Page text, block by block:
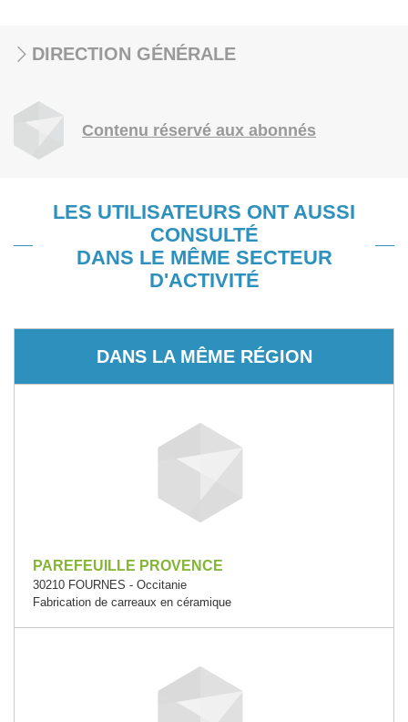
DIRECTION GÉNÉRALE
Contenu réservé aux abonnés
LES UTILISATEURS ONT AUSSI
CONSULTÉ
DANS LE MÊME SECTEUR
D'ACTIVITÉ
DANS LA MÊME RÉGION
PAREFEUILLE PROVENCE
30210 FOURNES - Occitanie
Fabrication de carreaux en céramique